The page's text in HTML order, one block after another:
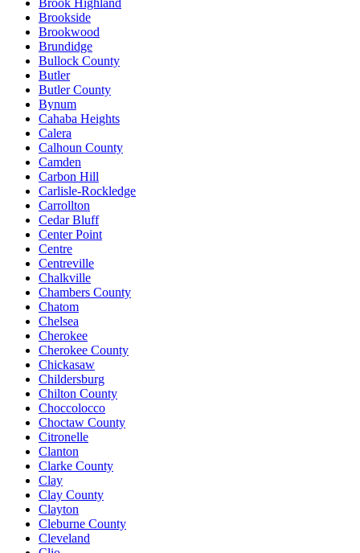
Brookside
Brookwood
Brundidge
Bullock County
Butler
Butler County
Bynum
Cahaba Heights
Calera
Calhoun County
Camden
Carbon Hill
Carlisle-Rockledge
Carrollton
Cedar Bluff
Center Point
Centre
Centreville
Chalkville
Chambers County
Chatom
Chelsea
Cherokee
Cherokee County
Chickasaw
Childersburg
Chilton County
Choccolocco
Choctaw County
Citronelle
Clanton
Clarke County
Clay
Clay County
Clayton
Cleburne County
Cleveland